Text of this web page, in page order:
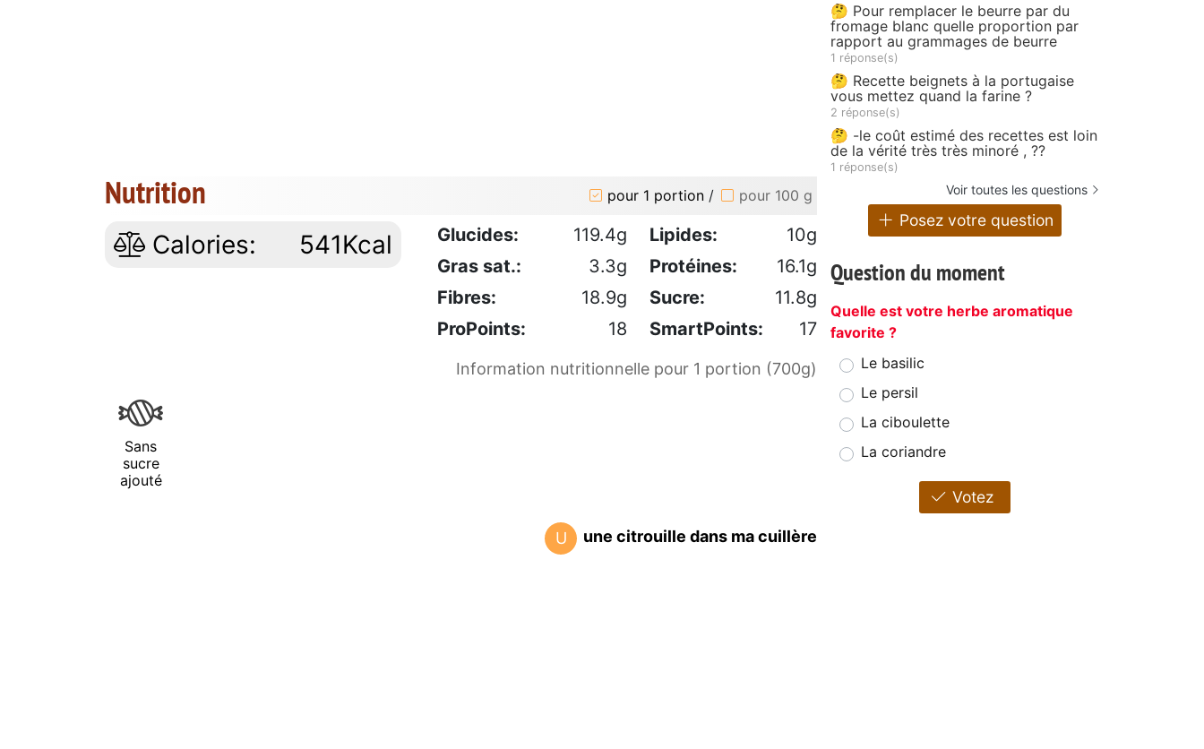
Nutrition pour 1 portion / pour 100 g
Calories: 541Kcal Glucides: 119.4g Lipides:
10g
Gras sat.:
3.3g Protéines:
16.1g
Fibres:
18.9g Sucre:
11.8g
ProPoints:
18 SmartPoints: 17
Information nutritionnelle pour 1 portion (700g)
Sans
sucre
ajouté
U une citrouille dans ma cuillère
🤔 Pour remplacer le beurre par du
fromage blanc quelle proportion par
rapport au grammages de beurre
1 réponse(s)
🤔 Recette beignets à la portugaise
vous mettez quand la farine ?
2 réponse(s)
🤔 -le coût estimé des recettes est loin
de la vérité très très minoré , ??
1 réponse(s)
Voir toutes les questions
Posez votre question
Question du moment
Quelle est votre herbe aromatique
favorite ?
Le basilic
Le persil
La ciboulette
La coriandre
Votez